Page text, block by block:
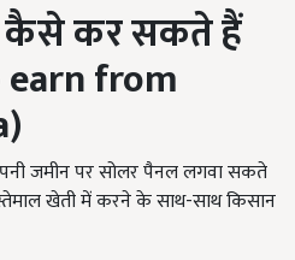
कैसे कर सकते हैं
from
जमीन पर सोलर पैनल लगवा सकते
खेती में करने के साथ-साथ किसान